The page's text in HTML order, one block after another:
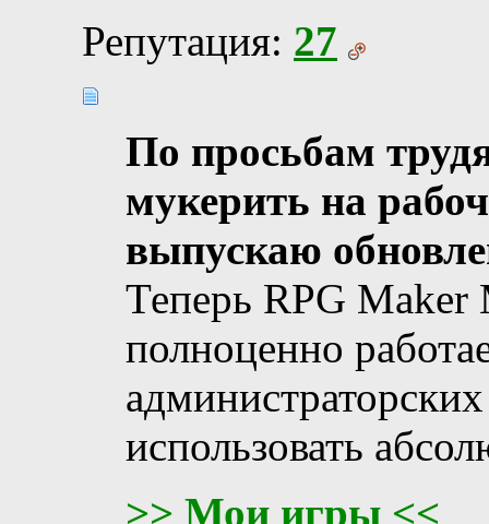
Репутация: 27
По просьбам
мукерить на
выпускаю
Теперь RPG Maker
полноценно
использовать
>> Мои игры <<